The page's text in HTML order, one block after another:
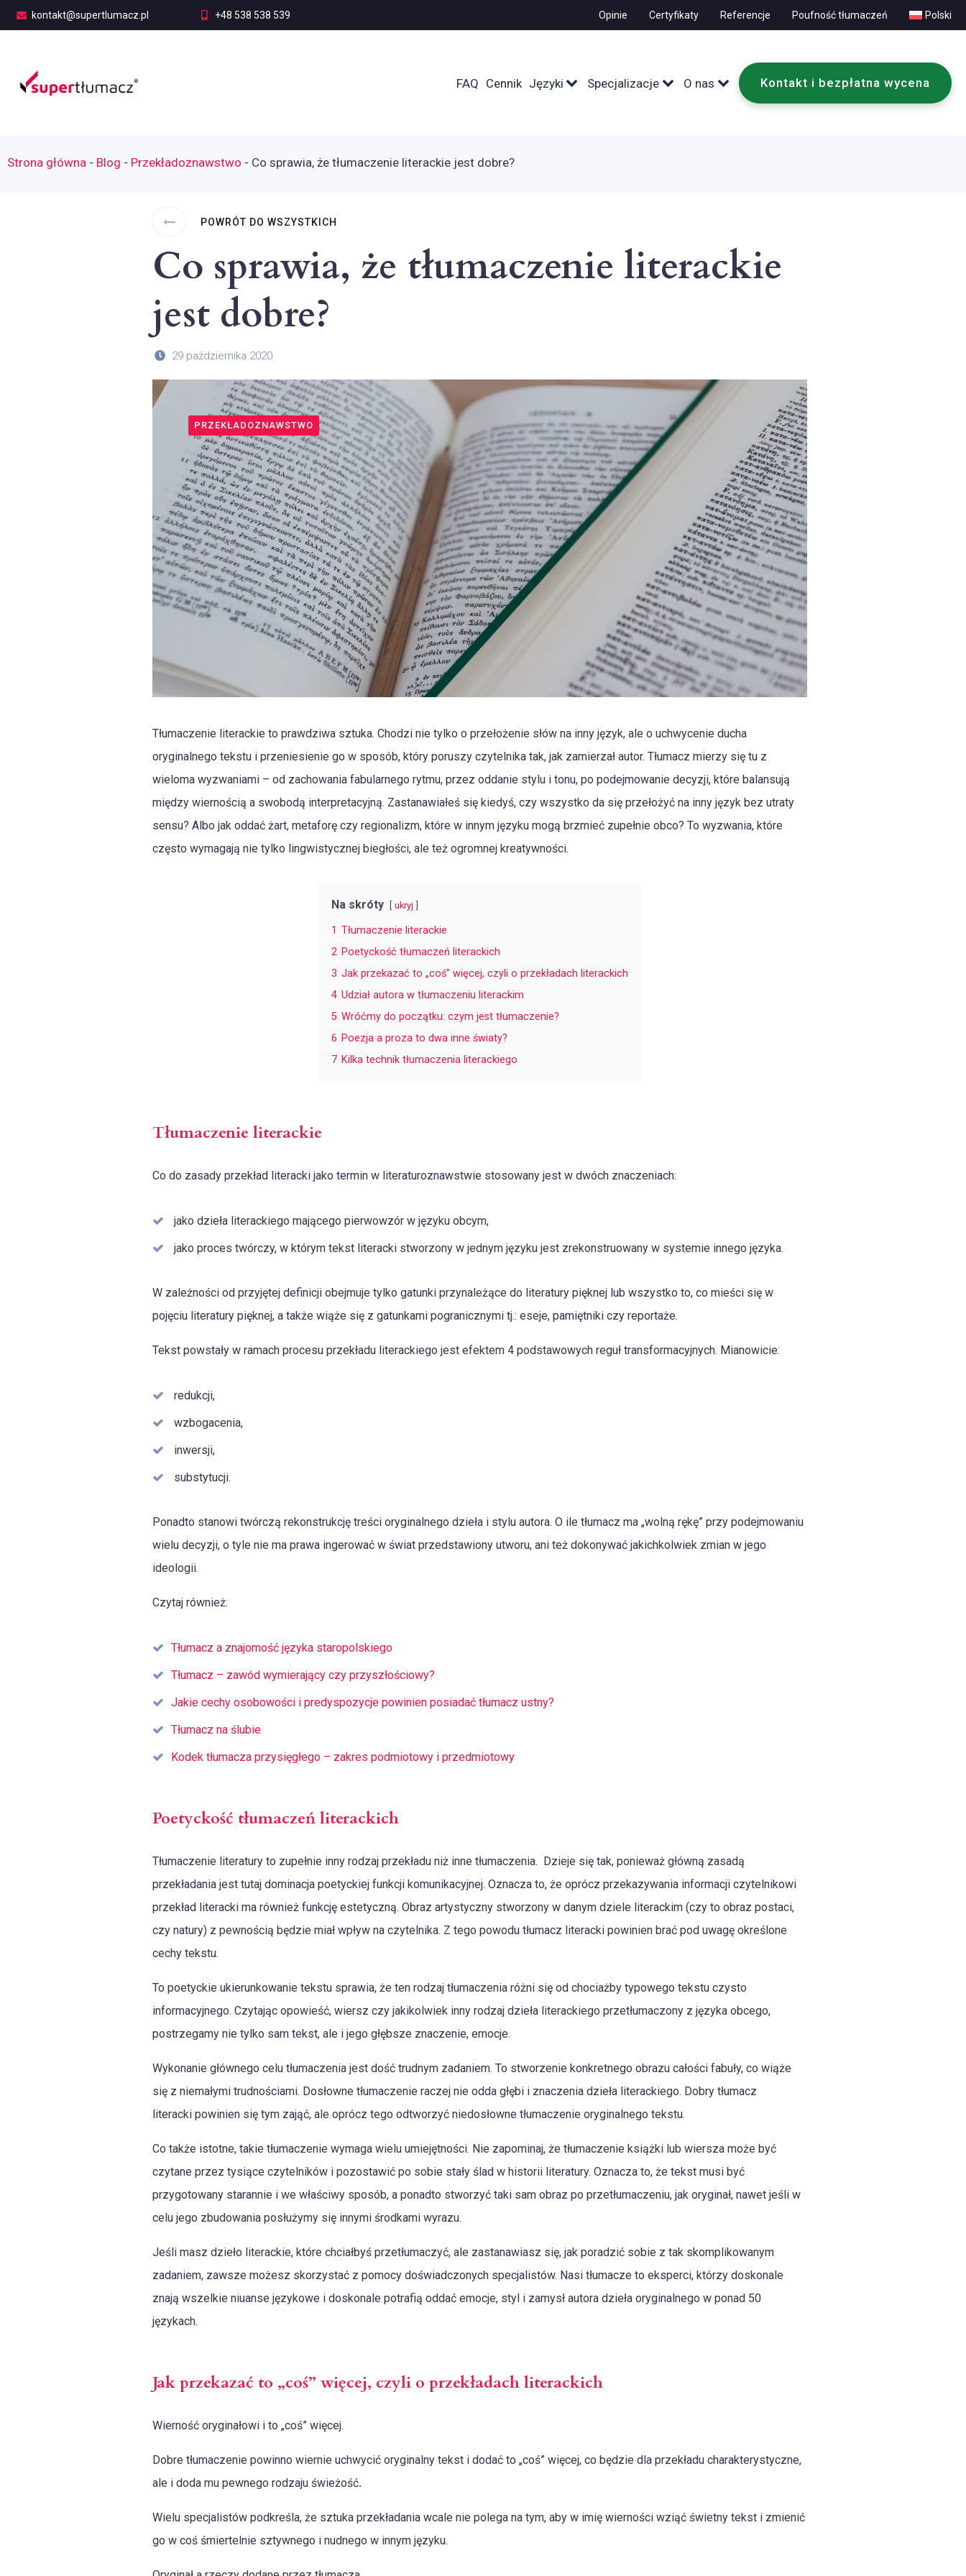
kontakt@supertlumacz.pl +48 538 538 539 Opinie Certyfikaty Referencje Poufność tłumaczeń Polski
FAQ Cennik Języki Specjalizacje O nas Kontakt i bezpłatna wycena
Strona główna - Blog - Przekładoznawstwo - Co sprawia, że tłumaczenie literackie jest dobre?
POWRÓT DO WSZYSTKICH
Co sprawia, że tłumaczenie literackie
jest dobre?
29 października 2020
PRZEKŁADOZNAWSTWO
Tłumaczenie literackie to prawdziwa sztuka. Chodzi nie tylko o przełożenie słów na inny język, ale o uchwycenie ducha
oryginalnego tekstu i przeniesienie go w sposób, który poruszy czytelnika tak, jak zamierzał autor. Tłumacz mierzy się tu z
wieloma wyzwaniami – od zachowania fabularnego rytmu, przez oddanie stylu i tonu, po podejmowanie decyzji, które balansują
między wiernością a swobodą interpretacyjną. Zastanawiałeś się kiedyś, czy wszystko da się przełożyć na inny język bez utraty
sensu? Albo jak oddać żart, metaforę czy regionalizm, które w innym języku mogą brzmieć zupełnie obco? To wyzwania, które
często wymagają nie tylko lingwistycznej biegłości, ale też ogromnej kreatywności.
Na skróty ukryj
1 Tłumaczenie literackie
2 Poetyckość tłumaczeń literackich
3 Jak przekazać to „coś” więcej, czyli o przekładach literackich
4 Udział autora w tłumaczeniu literackim
5 Wróćmy do początku: czym jest tłumaczenie?
6 Poezja a proza to dwa inne światy?
7 Kilka technik tłumaczenia literackiego
Tłumaczenie literackie
Co do zasady przekład literacki jako termin w literaturoznawstwie stosowany jest w dwóch znaczeniach:
jako dzieła literackiego mającego pierwowzór w języku obcym,
jako proces twórczy, w którym tekst literacki stworzony w jednym języku jest zrekonstruowany w systemie innego języka.
W zależności od przyjętej definicji obejmuje tylko gatunki przynależące do literatury pięknej lub wszystko to, co mieści się w
pojęciu literatury pięknej, a także wiąże się z gatunkami pogranicznymi tj.: eseje, pamiętniki czy reportaże.
Tekst powstały w ramach procesu przekładu literackiego jest efektem 4 podstawowych reguł transformacyjnych. Mianowicie:
redukcji,
wzbogacenia,
inwersji,
substytucji.
Ponadto stanowi twórczą rekonstrukcję treści oryginalnego dzieła i stylu autora. O ile tłumacz ma „wolną rękę” przy podejmowaniu
wielu decyzji, o tyle nie ma prawa ingerować w świat przedstawiony utworu, ani też dokonywać jakichkolwiek zmian w jego
ideologii.
Czytaj również:
Tłumacz a znajomość języka staropolskiego
Tłumacz – zawód wymierający czy przyszłościowy?
Jakie cechy osobowości i predyspozycje powinien posiadać tłumacz ustny?
Tłumacz na ślubie
Kodek tłumacza przysięgłego – zakres podmiotowy i przedmiotowy
Poetyckość tłumaczeń literackich
Tłumaczenie literatury to zupełnie inny rodzaj przekładu niż inne tłumaczenia. Dzieje się tak, ponieważ główną zasadą
przekładania jest tutaj dominacja poetyckiej funkcji komunikacyjnej. Oznacza to, że oprócz przekazywania informacji czytelnikowi
przekład literacki ma również funkcję estetyczną. Obraz artystyczny stworzony w danym dziele literackim (czy to obraz postaci,
czy natury) z pewnością będzie miał wpływ na czytelnika. Z tego powodu tłumacz literacki powinien brać pod uwagę określone
cechy tekstu.
To poetyckie ukierunkowanie tekstu sprawia, że ten rodzaj tłumaczenia różni się od chociażby typowego tekstu czysto
informacyjnego. Czytając opowieść, wiersz czy jakikolwiek inny rodzaj dzieła literackiego przetłumaczony z języka obcego,
postrzegamy nie tylko sam tekst, ale i jego głębsze znaczenie, emocje.
Wykonanie głównego celu tłumaczenia jest dość trudnym zadaniem. To stworzenie konkretnego obrazu całości fabuły, co wiąże
się z niemałymi trudnościami. Dosłowne tłumaczenie raczej nie odda głębi i znaczenia dzieła literackiego. Dobry tłumacz
literacki powinien się tym zająć, ale oprócz tego odtworzyć niedosłowne tłumaczenie oryginalnego tekstu.
Co także istotne, takie tłumaczenie wymaga wielu umiejętności. Nie zapominaj, że tłumaczenie książki lub wiersza może być
czytane przez tysiące czytelników i pozostawić po sobie stały ślad w historii literatury. Oznacza to, że tekst musi być
przygotowany starannie i we właściwy sposób, a ponadto stworzyć taki sam obraz po przetłumaczeniu, jak oryginał, nawet jeśli w
celu jego zbudowania posłużymy się innymi środkami wyrazu.
Jeśli masz dzieło literackie, które chciałbyś przetłumaczyć, ale zastanawiasz się, jak poradzić sobie z tak skomplikowanym
zadaniem, zawsze możesz skorzystać z pomocy doświadczonych specjalistów. Nasi tłumacze to eksperci, którzy doskonale
znają wszelkie niuanse językowe i doskonale potrafią oddać emocje, styl i zamysł autora dzieła oryginalnego w ponad 50
językach.
Jak przekazać to „coś” więcej, czyli o przekładach literackich
Wierność oryginałowi i to „coś” więcej.
Dobre tłumaczenie powinno wiernie uchwycić oryginalny tekst i dodać to „coś” więcej, co będzie dla przekładu charakterystyczne,
ale i doda mu pewnego rodzaju świeżość.
Wielu specjalistów podkreśla, że sztuka przekładania wcale nie polega na tym, aby w imię wierności wziąć świetny tekst i zmienić
go w coś śmiertelnie sztywnego i nudnego w innym języku.